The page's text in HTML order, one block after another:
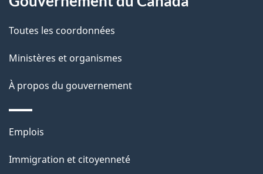
p
a
Toutes les coordonnées
Ministères et organismes
À propos du gouvernement
Thèmes
sujets
Emplois
Immigration et citoyenneté